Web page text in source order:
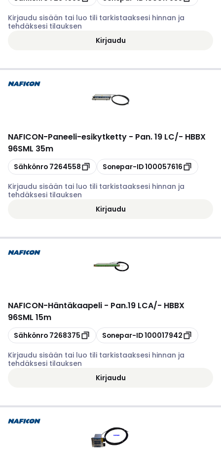
Kirjaudu sisään tai luo tili tarkistaaksesi hinnan ja
tehdäksesi tilauksen
Kirjaudu
NAFICON-Paneeli-esikytketty - Pan. 19 LC/- HBBX
96SML 35m
Kopioi
Sähkönro 7264558 Kopioi
Sonepar-ID100057616
Kirjaudu sisään tai luo tili tarkistaaksesi hinnan ja
tehdäksesi tilauksen
Kirjaudu
NAFICON-Häntäkaapeli - Pan.19 LCA/- HBBX
96SML 15m
Kopioi
Sähkönro 7268375 Kopioi
Sonepar-ID100017942
Kirjaudu sisään tai luo tili tarkistaaksesi hinnan ja
tehdäksesi tilauksen
Kirjaudu